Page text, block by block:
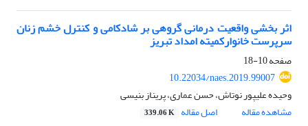
اثر بخشی واقعیت درمانی گروهی بر شادکامی و کنترل خشم زنان
سرپرست خانوارکمیته امداد تبریز
صفحه10-18
10.22034/naes.2019.99007
وحیده علیپور نوتاش، حسن عماری، پریناز بنیسی
مشاهده مقاله
اصل مقاله 339.06 K